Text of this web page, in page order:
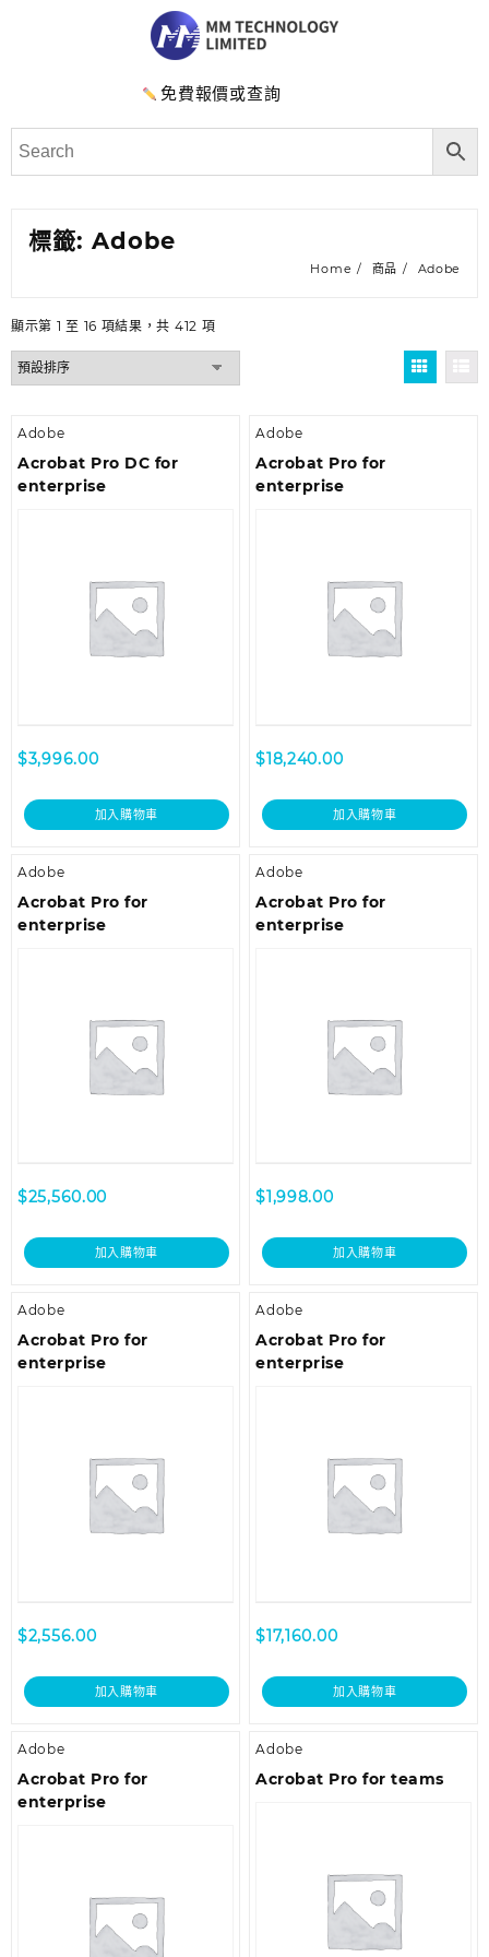
免費報價或查詢
標籤: Adobe
Home 商品 Adobe
顯示第 1 至 16 項結果，共 412 項
Adobe
Acrobat Pro DC for
enterprise
$3,996.00
加入購物車
Adobe
Acrobat Pro for
enterprise
$18,240.00
加入購物車
Adobe
Acrobat Pro for
enterprise
$25,560.00
加入購物車
Adobe
Acrobat Pro for
enterprise
$1,998.00
加入購物車
Adobe
Acrobat Pro for
enterprise
$2,556.00
加入購物車
Adobe
Acrobat Pro for
enterprise
$17,160.00
加入購物車
Adobe
Acrobat Pro for
enterprise
Adobe
Acrobat Pro for teams